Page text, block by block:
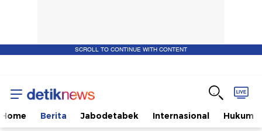
SCROLL TO CONTINUE WITH CONTENT
Home Berita Jabodetabek Internasional Hukum